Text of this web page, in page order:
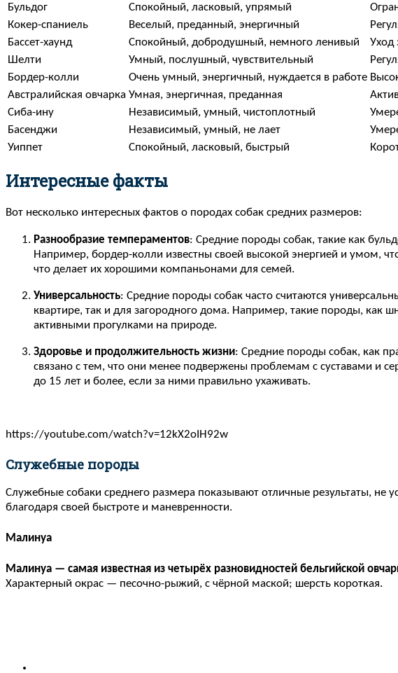
Бульдог
Спокойный, ласковый, упрямый
Кокер-спаниель
Веселый, преданный, энергичный
Бассет-хаунд
Спокойный, добродушный, немного ленивый
Уход
Шелти
Умный, послушный, чувствительный
Бордер-колли
Очень умный, энергичный, нуждается в работе
Австралийская овчарка Умная, энергичная, преданная
Сиба-ину
Независимый, умный, чистоплотный
Басенджи
Независимый, умный, не лает
Уиппет
Спокойный, ласковый, быстрый
Интересные факты
Вот несколько интересных фактов о породах собак средних размеров:
Разнообразие темпераментов: Средние породы собак, такие как
Например, бордер-колли известны своей высокой энергией и умом,
что делает их хорошими компаньонами для семей.
Универсальность: Средние породы собак часто считаются
квартире, так и для загородного дома. Например, такие породы, как
активными прогулками на природе.
Здоровье и продолжительность жизни: Средние породы собак, как
связано с тем, что они менее подвержены проблемам с суставами и
до 15 лет и более, если за ними правильно ухаживать.
https://youtube.com/watch?v=12kX2oIH92w
Служебные породы
Служебные собаки среднего размера показывают отличные результаты,
благодаря своей быстроте и маневренности.
Малинуа
Малинуа — самая известная из четырёх разновидностей бельгийской
Характерный окрас — песочно-рыжий, с чёрной маской; шерсть короткая.